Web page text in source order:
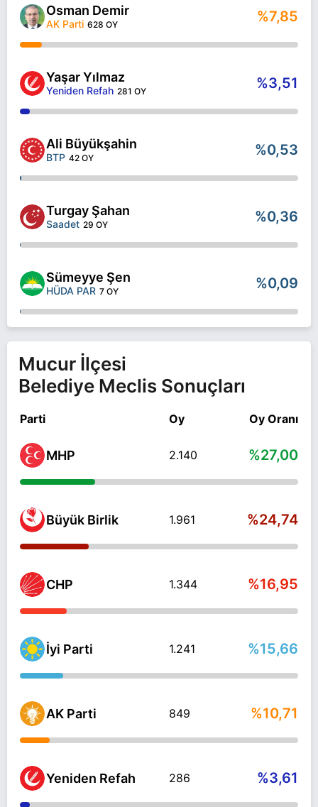
Osman Demir
AK Parti 628 OY %7,85
Yaşar Yılmaz
Yeniden Refah 281 OY %3,51
Ali Büyükşahin
BTP 42 OY %0,53
Turgay Şahan
Saadet 29 OY %0,36
Sümeyye Şen
HÜDA PAR 7 OY %0,09
Mucur İlçesi
Belediye Meclis Sonuçları
Parti Oy Oy Oranı
MHP 2.140 %27,00
Büyük Birlik 1.961 %24,74
CHP 1.344 %16,95
İyi Parti 1.241 %15,66
AK Parti 849 %10,71
Yeniden Refah 286 %3,61